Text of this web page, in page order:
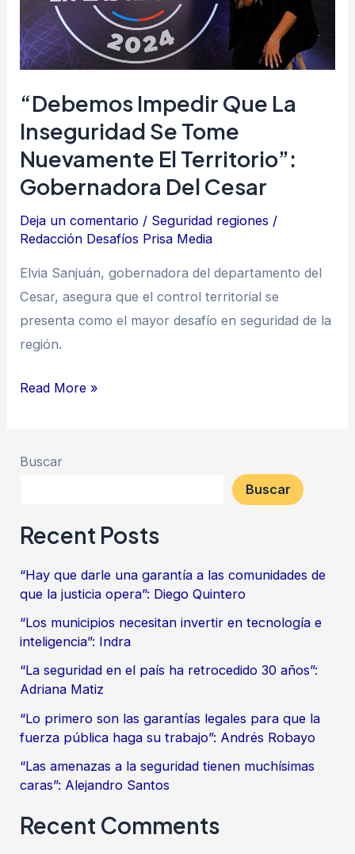
“Debemos Impedir Que La
Inseguridad Se Tome
Nuevamente El Territorio”:
Gobernadora Del Cesar
Deja un comentario / Seguridad regiones /
Redacción Desafíos Prisa Media
Elvia Sanjuán, gobernadora del departamento del
Cesar, asegura que el control territorial se
presenta como el mayor desafío en seguridad de la
región.
se
tome
nuevamente
el
gobernadora
del
Cesar
Read More »
Buscar
Buscar
Recent Posts
“Hay que darle una garantía a las comunidades de
que la justicia opera”: Diego Quintero
“Los municipios necesitan invertir en tecnología e
inteligencia”: Indra
“La seguridad en el país ha retrocedido 30 años”:
Adriana Matiz
“Lo primero son las garantías legales para que la
fuerza pública haga su trabajo”: Andrés Robayo
“Las amenazas a la seguridad tienen muchísimas
caras”: Alejandro Santos
Recent Comments